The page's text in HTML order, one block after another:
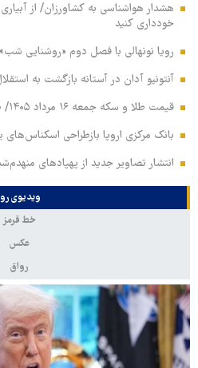
هشدار هواشناسی به کشاورزان/ از
خودداری کنید
رویا نونهالی با فصل دوم «روشنایی شب»
آنتونیو آدان در آستانه بازگشت به
قیمت طلا و سکه جمعه ۱۶ مرداد ۱۴۰۵/ طلای ۱۸ عیار امروز چند؟
بانک مرکزی اروپا بازطراحی اسکناس‌های
انتشار تصاویر جدید از پهپادهای
ویدیوی
خط قرمز
عکس
رواق